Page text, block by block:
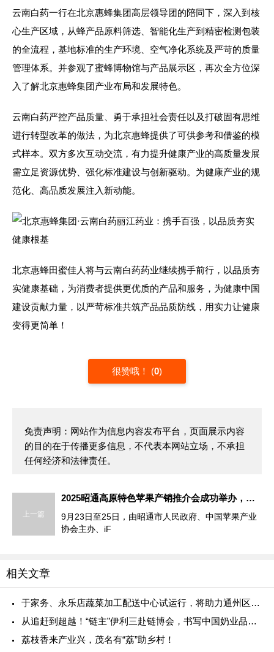
云南白药一行在北京惠蜂集团高层领导团的陪同下，深入到核
心生产区域，从蜂产品原料筛选、智能化生产到精密检测包装
的全流程，基地标准的生产环境、空气净化系统及严苛的质量
管理体系。并参观了蜜蜂博物馆与产品展示区，再次全方位深
入了解北京惠蜂集团产业布局和发展特色。
云南白药严控产品质量、勇于承担社会责任以及打破固有思维
进行转型改革的做法，为北京惠蜂提供了可供参考和借鉴的模
式样本。双方多次互动交流，有力提升健康产业的高质量发展
需立足资源优势、强化标准建设与创新驱动。为健康产业的规
范化、高品质发展注入新动能。
北京惠蜂田蜜佳人将与云南白药药业继续携手前行，以品质夯
实健康基础，为消费者提供更优质的产品和服务，为健康中国
建设贡献力量，以严苛标准共筑产品品质防线，用实力让健康
变得更简单！
很赞哦！ (0)
免责声明：网站作为信息内容发布平台，页面展示内容
的目的在于传播更多信息，不代表本网站立场，不承担
任何经济和法律责任。
上一篇
2025昭通高原特色苹果产销推介会成功举办，助推昭通苹果产销精准对接
9月23日至25日，由昭通市人民政府、中国苹果产业
协会主办、iF
相关文章
于家务、永乐店蔬菜加工配送中心试运行，将助力通州区现代农业产业园保供首都蔬菜
从追赶到超越！“链主”伊利三赴链博会，书写中国奶业品质答卷
荔枝香来产业兴，茂名有“荔”助乡村！